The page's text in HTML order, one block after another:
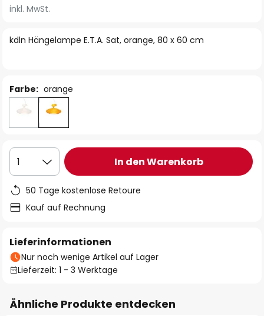
der
springen
kdln Hängelampe E.T.A. Sat, orange, 80 x 60 cm
inkl. MwSt.
Farbe: orange
1 In den Warenkorb
50 Tage kostenlose Retoure
Kauf auf Rechnung
Lieferinformationen
Nur noch wenige Artikel auf Lager
Lieferzeit: 1 - 3 Werktage
Ähnliche Produkte entdecken